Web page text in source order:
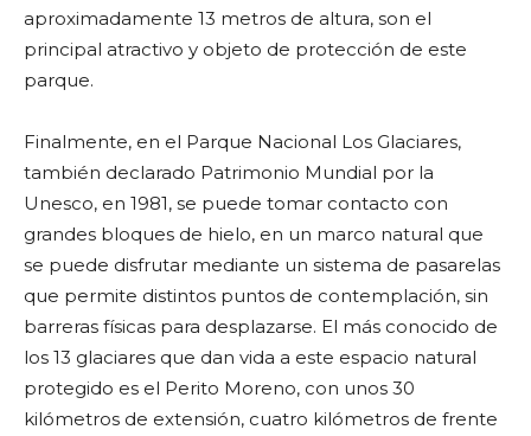
aproximadamente 13 metros de altura, son el
principal atractivo y objeto de protección de este
parque.
Finalmente, en el Parque Nacional Los Glaciares,
también declarado Patrimonio Mundial por la
Unesco, en 1981, se puede tomar contacto con
grandes bloques de hielo, en un marco natural que
se puede disfrutar mediante un sistema de pasarelas
que permite distintos puntos de contemplación, sin
barreras físicas para desplazarse. El más conocido de
los 13 glaciares que dan vida a este espacio natural
protegido es el Perito Moreno, con unos 30
kilómetros de extensión, cuatro kilómetros de frente